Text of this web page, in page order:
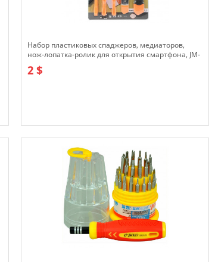
Набор пластиковых спаджеров, медиаторов,
нож-лопатка-ролик для открытия смартфона, JM-
OP15
2 $